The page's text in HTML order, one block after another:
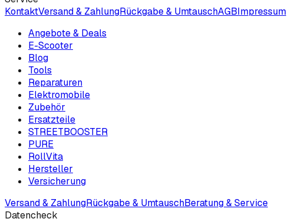
KontaktVersand & ZahlungRückgabe & UmtauschAGBImpressum
Angebote & Deals
E-Scooter
Blog
Tools
Reparaturen
Elektromobile
Zubehör
Ersatzteile
STREETBOOSTER
PURE
RollVita
Hersteller
Versicherung
Versand & ZahlungRückgabe & UmtauschBeratung & Service
Datencheck